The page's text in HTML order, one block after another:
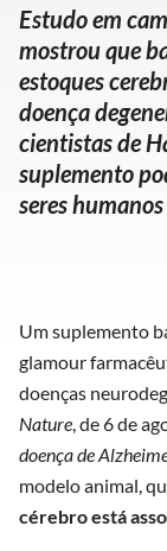
Estudo em
mostrou que
estoques
doença
cientistas de
suplemento
seres
Um suplemento
glamour
doenças
Nature , de 6 de
doença de
modelo animal,
cérebro está